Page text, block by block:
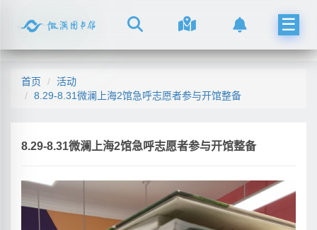
☰
首页
活动
8.29-8.31微澜上海2馆急呼志愿者参与开馆整备
8.29-8.31微澜上海2馆急呼志愿者参与开馆整备